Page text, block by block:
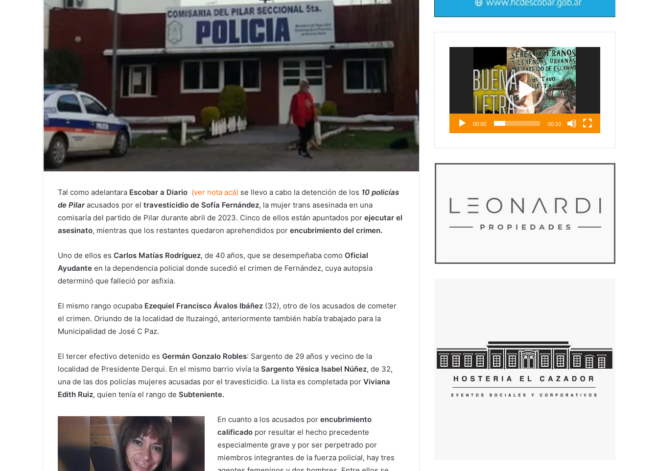
Tal como adelantara Escobar a Diario (ver nota acá) se llevo a cabo la detención de los 10 policías
de Pilaracusados por el travesticidio de Sofía Fernández, la mujer trans asesinada en una
comisaría del partido de Pilar durante abril de 2023. Cinco de ellos están apuntados por ejecutar el
asesinato, mientras que los restantes quedaron aprehendidos por encubrimiento del crimen.
Uno de ellos es Carlos Matías Rodríguez, de 40 años, que se desempeñaba como Oficial
Ayudante en la dependencia policial donde sucedió el crimen de Fernández, cuya autopsia
determinó que falleció por asfixia.
El mismo rango ocupaba Ezequiel Francisco Ávalos Ibáñez (32), otro de los acusados de cometer
el crimen. Oriundo de la localidad de Ituzaingó, anteriormente también había trabajado para la
Municipalidad de José C Paz.
El tercer efectivo detenido es Germán Gonzalo Robles: Sargento de 29 años y vecino de la
localidad de Presidente Derqui. En el mismo barrio vivía la Sargento Yésica Isabel Núñez, de 32,
una de las dos policías mujeres acusadas por el travesticidio. La lista es completada por Viviana
Edith Ruiz, quien tenía el rango de Subteniente.
En cuanto a los acusados porencubrimiento
calificado por resultar el hecho precedente
especialmente grave y por ser perpetrado por
miembros integrantes de la fuerza policial, hay tres
00:00 00:10